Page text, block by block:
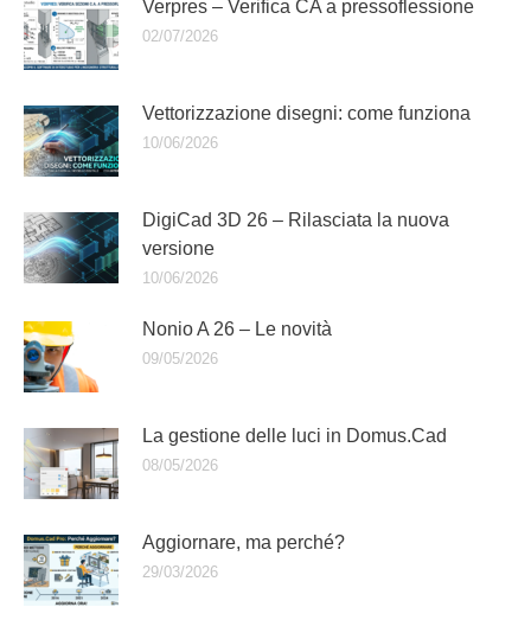
Verpres – Verifica CA a pressoflessione
02/07/2026
Vettorizzazione disegni: come funziona
10/06/2026
DigiCad 3D 26 – Rilasciata la nuova
versione
10/06/2026
Nonio A 26 – Le novità
09/05/2026
La gestione delle luci in Domus.Cad
08/05/2026
Aggiornare, ma perché?
29/03/2026